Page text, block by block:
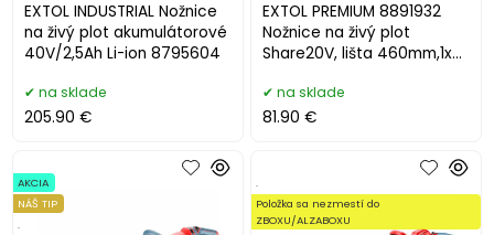
EXTOL INDUSTRIAL Nožnice
na živý plot akumulátorové
40V/2,5Ah Li-ion 8795604
na sklade
205.90 €
EXTOL PREMIUM 8891932
Nožnice na živý plot
Share20V, lišta 460mm,1x
na sklade
81.90 €
AKCIA
NÁŠ TIP
.
.
Položka sa nezmestí do
ZBOXU/ALZABOXU